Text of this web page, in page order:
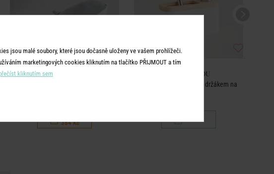
HOME & YOU
384 Kč
HOME & YOU
Dávkovač na saponát s držákem na
449 Kč
jsou malé soubory, které jsou dočasně uloženy ve vašem prohlížeči.
marketingových cookies kliknutím na tlačítko PŘIJMOUT a tím
kliknutím sem